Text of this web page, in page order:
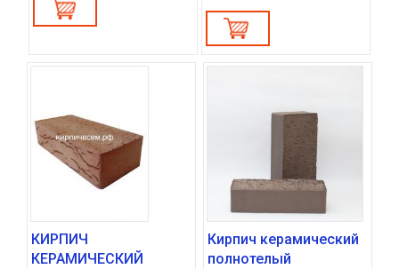
КИРПИЧ
КЕРАМИЧЕСКИЙ
Кирпич керамический
полнотелый